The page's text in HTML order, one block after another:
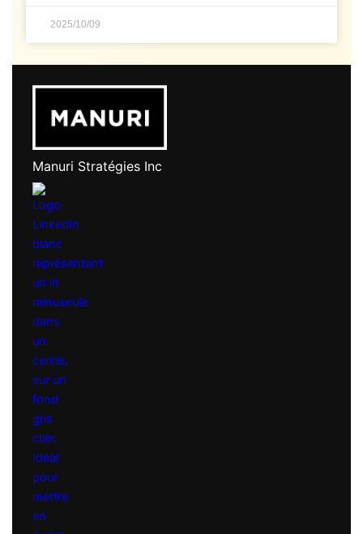
2025/10/09
Manuri Stratégies Inc